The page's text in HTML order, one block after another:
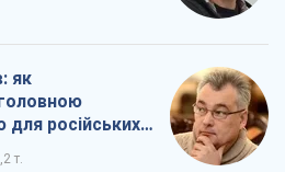
як
для російських
т.